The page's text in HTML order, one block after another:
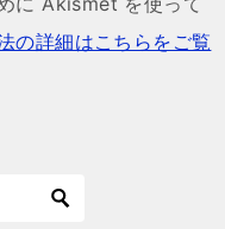
の詳細はこちらをご覧